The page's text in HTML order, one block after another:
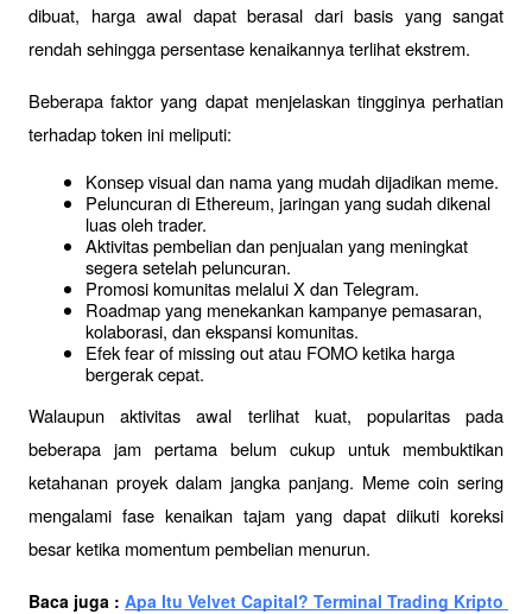
dibuat, harga awal dapat berasal dari basis yang sangat
rendah sehingga persentase kenaikannya terlihat ekstrem.
Beberapa faktor yang dapat menjelaskan tingginya perhatian
terhadap token ini meliputi:
Konsep visual dan nama yang mudah dijadikan meme.
Peluncuran di Ethereum, jaringan yang sudah dikenal
luas oleh trader.
Aktivitas pembelian dan penjualan yang meningkat
segera setelah peluncuran.
Promosi komunitas melalui X dan Telegram.
Roadmap yang menekankan kampanye pemasaran,
kolaborasi, dan ekspansi komunitas.
Efek fear of missing out atau FOMO ketika harga
bergerak cepat.
Walaupun aktivitas awal terlihat kuat, popularitas pada
beberapa jam pertama belum cukup untuk membuktikan
ketahanan proyek dalam jangka panjang. Meme coin sering
mengalami fase kenaikan tajam yang dapat diikuti koreksi
besar ketika momentum pembelian menurun.
Baca juga : Apa Itu Velvet Capital? Terminal Trading Kripto